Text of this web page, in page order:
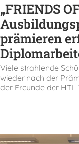
„FRIENDS
prämieren
Viele strahlende
wieder nach der
der Freunde der HTL